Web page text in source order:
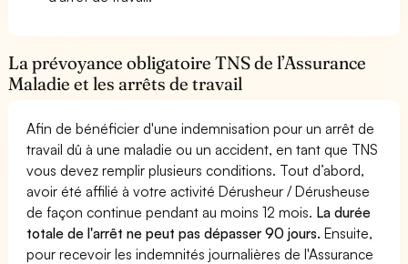
La prévoyance obligatoire TNS de l’Assurance
Maladie et les arrêts de travail
Afin de bénéficier d'une indemnisation pour un arrêt de
travail dû à une maladie ou un accident, en tant que TNS
vous devez remplir plusieurs conditions. Tout d’abord,
avoir été affilié à votre activité Dérusheur / Dérusheuse
de façon continue pendant au moins 12 mois. La durée
totale de l'arrêt ne peut pas dépasser 90 jours. Ensuite,
pour recevoir les indemnités journalières de l'Assurance